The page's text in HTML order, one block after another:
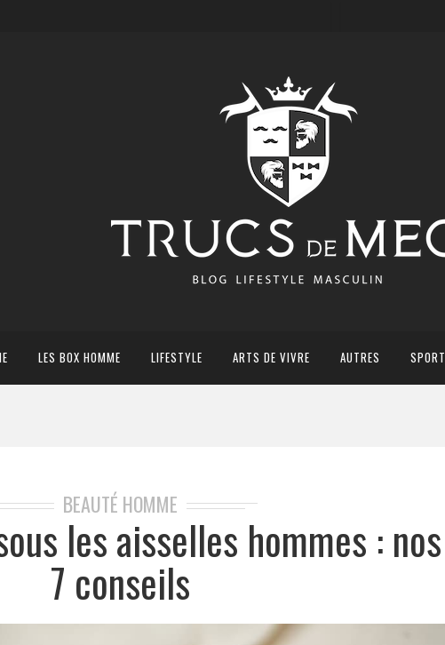
LES BOX HOMME LIFESTYLE ARTS DE VIVRE AUTRES SPORT
BEAUTÉ HOMME
les aisselles hommes : nos
7 conseils